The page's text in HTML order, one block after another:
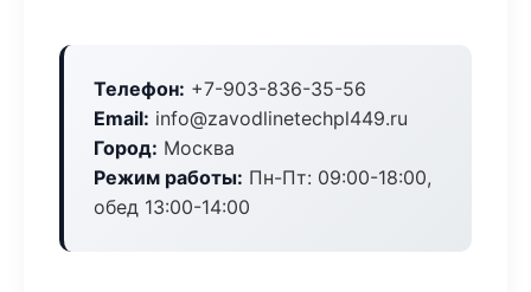
Телефон: +7-903-836-35-56
Email: info@zavodlinetechpl449.ru
Город: Москва
Режим работы: Пн-Пт: 09:00-18:00,
обед 13:00-14:00